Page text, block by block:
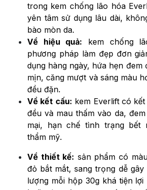
trong kem chống lão hóa
yên tâm sử dụng lâu dài,
bào mòn da.
Về hiệu quả: kem chống
phương pháp làm đẹp đơn
dụng hàng ngày, hứa hẹn đem
mịn, căng mượt và sáng màu
đều đặn.
Về kết cấu: kem Everlift có
đều và mau thấm vào da,
mại, hạn chế tình trạng bết
thẩm mỹ.
Về thiết kế: sản phẩm có
đỏ bắt mắt, sang trọng dễ
lượng mỗi hộp 30g khá tiện